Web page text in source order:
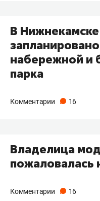
В
набережной и
парка
Комментарии 16
Владелица
пожаловалась
Комментарии 16